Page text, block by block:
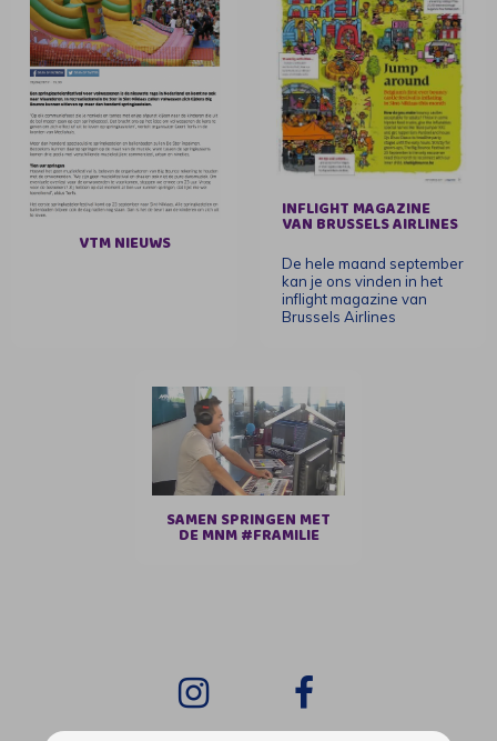
VTM NIEUWS
INFLIGHT MAGAZINE
VAN BRUSSELS AIRLINES
De hele maand september
kan je ons vinden in het
inflight magazine van
Brussels Airlines
SAMEN SPRINGEN MET
DE MNM #FRAMILIE